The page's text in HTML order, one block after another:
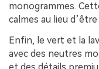
monogrammes.
calmes au lieu
Enfin, le vert et la
avec des neutres